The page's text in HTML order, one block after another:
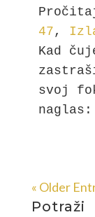
47 ,
Kad
svoj
« Older
Potraži